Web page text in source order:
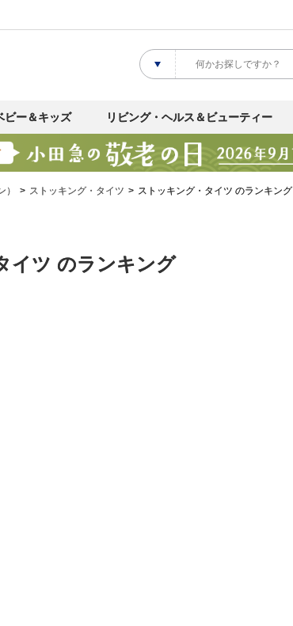
ビー＆キッズ リビング・ヘルス＆ビューティー
ストッキング・タイツ ストッキング・タイツ のランキング
イツ のランキング